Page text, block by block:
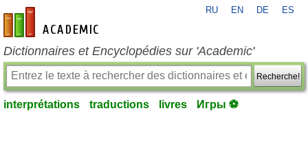
fr-academic.com
RU EN DE ES
Dictionnaires et Encyclopédies sur 'Academic'
Recherche!
interprétations traductions livres Игры ⚽